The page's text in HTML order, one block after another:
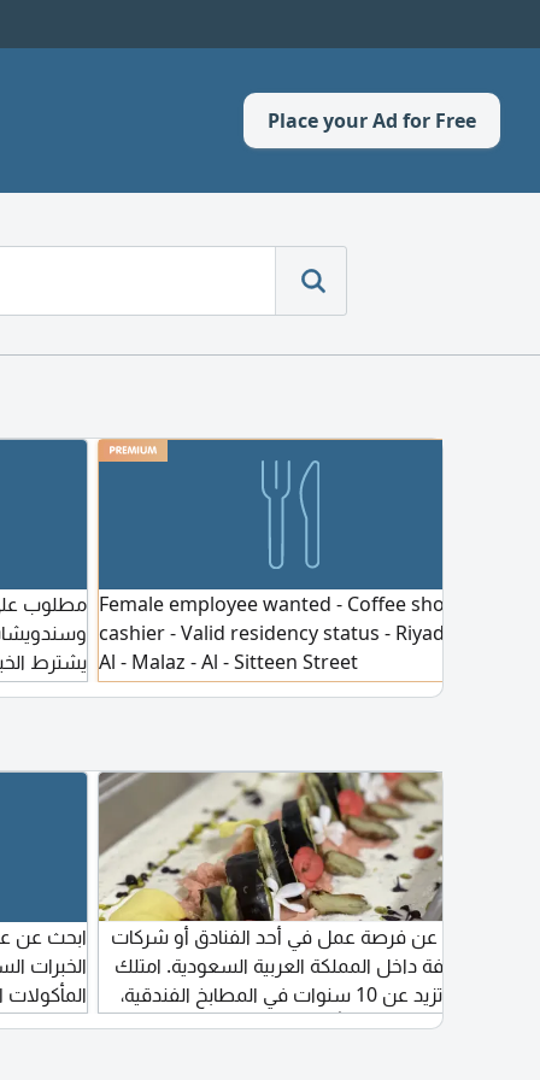
Place your Ad for Free
مطلوب
يشترط
مكان
Female employee wanted - Coffee shop
cashier - Valid residency status - Riyadh,
Al - Malaz - Al - Sitteen Street
ابحث عن
الخبرات
مدير
ابحث عن فرصة عمل في أحد الفنادق أو شركات
الضيافة داخل المملكة العربية السعودية. امتلك
خبرة تزيد عن 10 سنوات في المطابخ الفندقية،
تشمل Hot Kitchen، Buffet، À la Carte،